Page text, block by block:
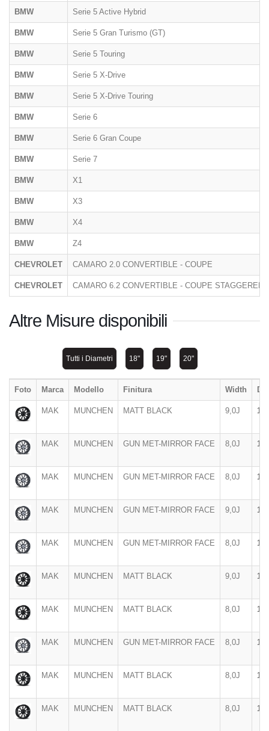
BMW Serie 5 Active Hybrid
BMW Serie 5 Gran Turismo (GT)
BMW Serie 5 Touring
BMW Serie 5 X-Drive
BMW Serie 5 X-Drive Touring
BMW Serie 6
BMW Serie 6 Gran Coupe
BMW Serie 7
BMW X1
BMW X3
BMW X4
BMW Z4
CHEVROLET CAMARO 2.0 CONVERTIBLE - COUPE
CHEVROLET CAMARO 6.2 CONVERTIBLE - COUPE STAGGERED/
Altre Misure disponibili
Tutti i Diametri 18" 19" 20"
Foto Marca Modello Finitura Width
MAK MUNCHEN MATT BLACK 9,0J 18"
MAK MUNCHEN GUN MET-MIRROR FACE 8,0J 18"
MAK MUNCHEN GUN MET-MIRROR FACE 8,0J 18"
MAK MUNCHEN GUN MET-MIRROR FACE 9,0J 18"
MAK MUNCHEN GUN MET-MIRROR FACE 8,0J 18"
MAK MUNCHEN MATT BLACK 9,0J 18"
MAK MUNCHEN MATT BLACK 8,0J 18"
MAK MUNCHEN GUN MET-MIRROR FACE 8,0J 18"
MAK MUNCHEN MATT BLACK 8,0J 18"
MAK MUNCHEN MATT BLACK 8,0J 18"